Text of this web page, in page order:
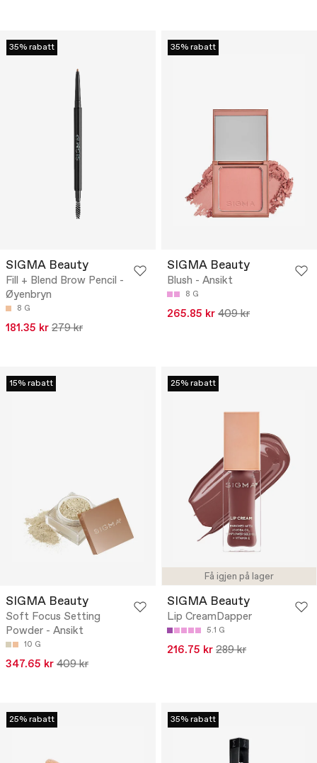
35% rabatt
SIGMA Beauty
Fill + Blend Brow Pencil -
Øyenbryn
8 G
181.35 kr 279 kr
35% rabatt
SIGMA Beauty
Blush - Ansikt
8 G
265.85 kr 409 kr
15% rabatt
SIGMA Beauty
Soft Focus Setting
Powder - Ansikt
10 G
347.65 kr 409 kr
Få igjen på lager
25% rabatt
SIGMA Beauty
Lip CreamDapper
5.1 G
216.75 kr 289 kr
25% rabatt 35% rabatt